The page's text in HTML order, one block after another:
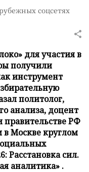
соцсетях
для участия в
получили
инструмент
политолог,
анализа, доцент
правительстве РФ
Москве круглом
Расстановка сил.
аналитика» .